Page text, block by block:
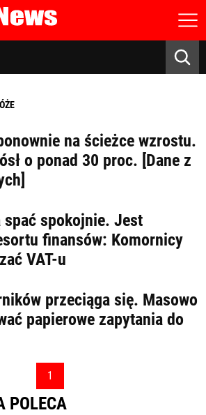
tutaj
na ścieżce wzrostu.
o ponad 30 proc. [Dane z
spać spokojnie. Jest
finansów: Komornicy
VAT-u
przeciąga się. Masowo
papierowe zapytania do
1
POLECA